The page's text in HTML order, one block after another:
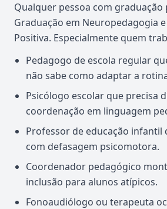
Qualquer pessoa com graduação
Graduação em Neuropedagogia
Positiva. Especialmente quem
Pedagogo de escola regular
não sabe como adaptar a
Psicólogo escolar que precisa
coordenação em linguagem
Professor de educação infantil
com defasagem psicomotora.
Coordenador pedagógico
inclusão para alunos atípicos.
Fonoaudiólogo ou terapeuta